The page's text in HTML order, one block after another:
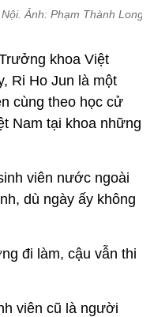
Ảnh: Phạm Thành Long
khoa Việt
Ri Ho Jun là một
cùng theo học cử
Nam tại khoa những
viên nước ngoài
dù ngày ấy không
đi làm, cậu vẫn thi
viên cũ là người